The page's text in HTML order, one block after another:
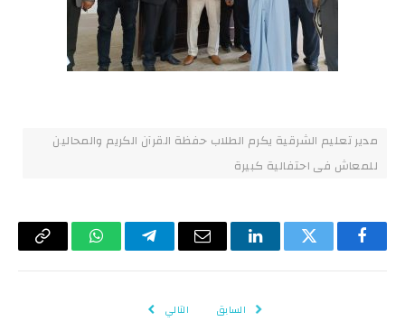
مدير تعليم الشرقية يكرم الطلاب حفظة القرآن الكريم والمحالين
للمعاش فى احتفالية كبيرة
فيسبوكتويتر لينكدإن البريد
تيلقرام واتسابCopy
السابق التالي